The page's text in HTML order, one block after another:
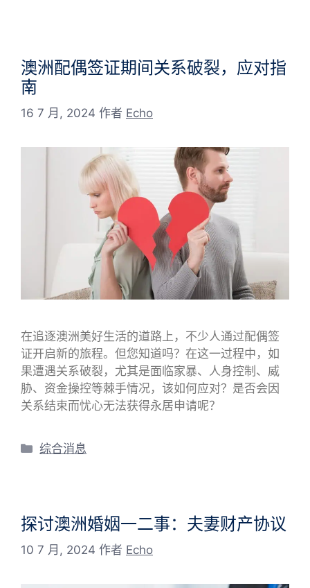
澳洲配偶签证期间关系破裂，应对指
南
16 7 月, 2024 作者 Echo
在追逐澳洲美好生活的道路上，不少人通过配偶签
证开启新的旅程。但您知道吗？在这一过程中，如
果遭遇关系破裂，尤其是面临家暴、人身控制、威
胁、资金操控等棘手情况，该如何应对？是否会因
关系结束而忧心无法获得永居申请呢？
分
综合消息
探讨澳洲婚姻一二事：夫妻财产协议
10 7 月, 2024 作者 Echo